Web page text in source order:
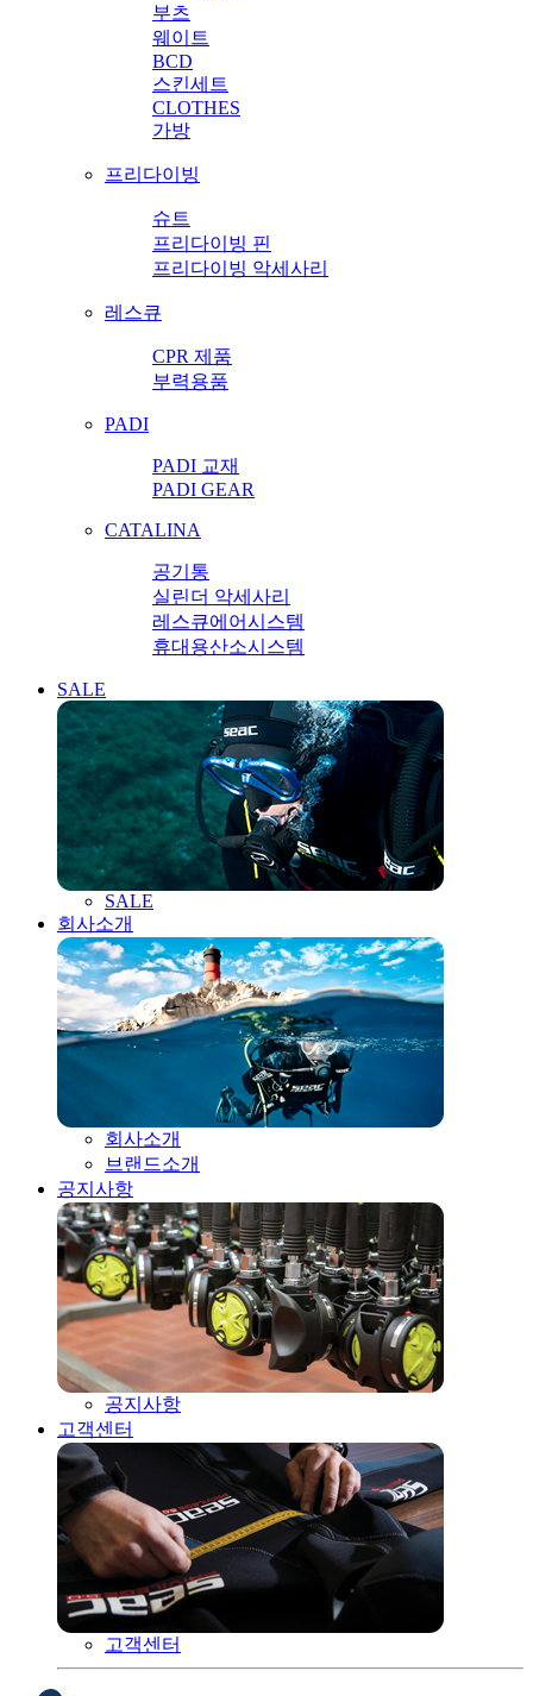
부츠
웨이트
BCD
스킨세트
CLOTHES
가방
프리다이빙
슈트
프리다이빙 핀
프리다이빙 악세사리
레스큐
CPR 제품
부력용품
PADI
PADI 교재
PADI GEAR
CATALINA
공기통
실린더 악세사리
레스큐에어시스템
휴대용산소시스템
SALE
SALE
회사소개
회사소개
브랜드소개
공지사항
공지사항
고객센터
고객센터